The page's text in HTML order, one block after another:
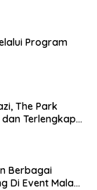
Program
The Park
Terlengkap
Berbagai
Di Event Malam